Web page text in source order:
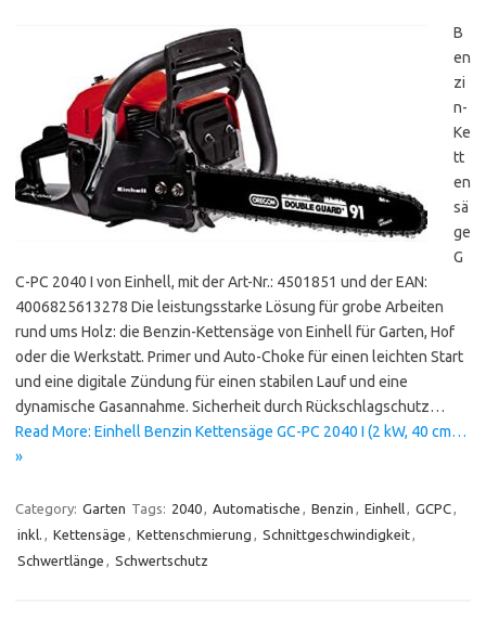
B
en
zi
n-
Ke
tt
en
sä
ge
G
C-PC 2040 I von Einhell, mit der Art-Nr.: 4501851 und der EAN:
4006825613278 Die leistungsstarke Lösung für grobe Arbeiten
rund ums Holz: die Benzin-Kettensäge von Einhell für Garten, Hof
oder die Werkstatt. Primer und Auto-Choke für einen leichten Start
und eine digitale Zündung für einen stabilen Lauf und eine
dynamische Gasannahme. Sicherheit durch Rückschlagschutz…
Read More: Einhell Benzin Kettensäge GC-PC 2040 I (2 kW, 40 cm…
»
Category: Garten Tags: 2040, Automatische , Benzin , Einhell, GCPC,
inkl. , Kettensäge , Kettenschmierung , Schnittgeschwindigkeit,
Schwertlänge , Schwertschutz